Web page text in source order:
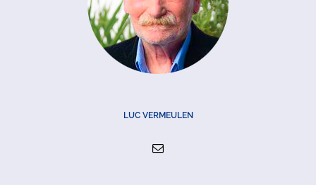
LUC VERMEULEN